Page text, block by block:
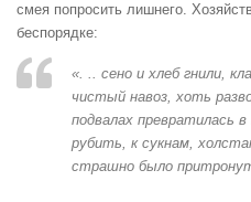
смея попросить лишнего.
беспорядке:
«. .. сено и хлеб гнили,
чистый навоз, хоть
подвалах превратилась
рубить, к сукнам,
страшно было